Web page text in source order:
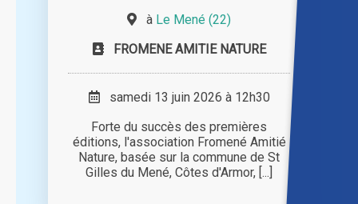
à Le Mené (22)
FROMENE AMITIE NATURE
samedi 13 juin 2026 à 12h30
Forte du succès des premières
éditions, l'association Fromené Amitié
Nature, basée sur la commune de St
Gilles du Mené, Côtes d'Armor, [...]